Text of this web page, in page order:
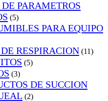
DE PARAMETROS
(5)
PARA EQUIPO
RESPIRACION (11)
(5)
(3)
DE SUCCION
(2)